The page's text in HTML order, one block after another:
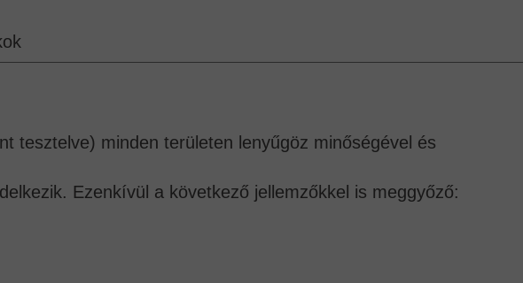
tesztelve) minden területen lenyűgöz minőségével és
Ezenkívül a következő jellemzőkkel is meggyőző: